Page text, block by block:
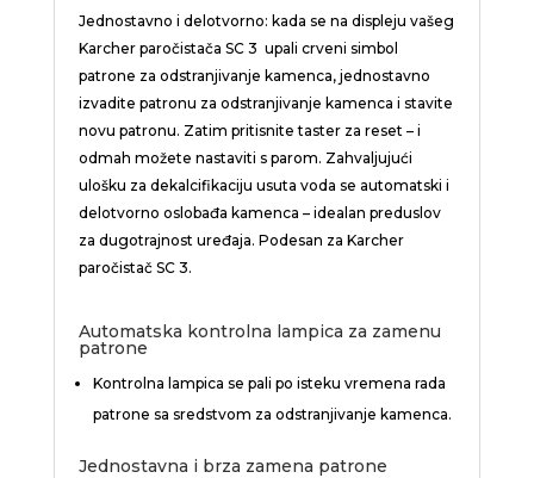
Jednostavno i delotvorno: kada se na displeju vašeg
Karcher paročistača SC 3 upali crveni simbol
patrone za odstranjivanje kamenca, jednostavno
izvadite patronu za odstranjivanje kamenca i stavite
novu patronu. Zatim pritisnite taster za reset – i
odmah možete nastaviti s parom. Zahvaljujući
ulošku za dekalcifikaciju usuta voda se automatski i
delotvorno oslobađa kamenca – idealan preduslov
za dugotrajnost uređaja. Podesan za Karcher
paročistač SC 3.
Automatska kontrolna lampica za zamenu
patrone
Kontrolna lampica se pali po isteku vremena rada
patrone sa sredstvom za odstranjivanje kamenca.
Jednostavna i brza zamena patrone